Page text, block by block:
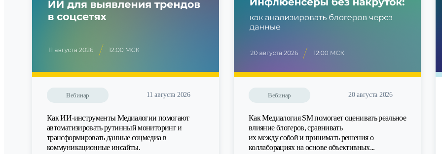
Вебинар 11 августа 2026
Как ИИ-инструменты Медиалогии помогают
автоматизировать рутинный мониторинг и
трансформировать данные соцмедиа в
коммуникационные инсайты.
Вебинар 20 августа 2026
Как Медиалогия SM помогает оценивать реальное
влияние блогеров, сравнивать
их между собой и принимать решения о
коллаборациях на основе объективных...